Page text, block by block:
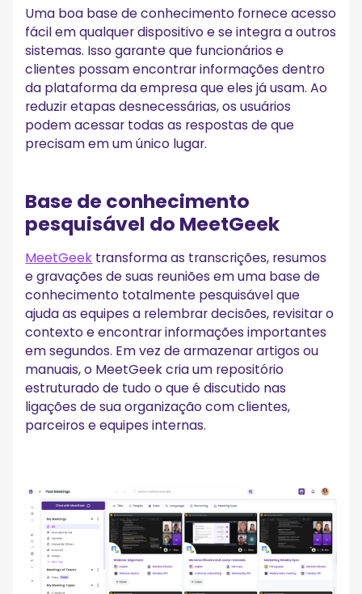
Uma boa base de conhecimento fornece acesso
fácil em qualquer dispositivo e se integra a outros
sistemas. Isso garante que funcionários e
clientes possam encontrar informações dentro
da plataforma da empresa que eles já usam. Ao
reduzir etapas desnecessárias, os usuários
podem acessar todas as respostas de que
precisam em um único lugar.
Base de conhecimento
pesquisável do MeetGeek
MeetGeek transforma as transcrições, resumos
e gravações de suas reuniões em uma base de
conhecimento totalmente pesquisável que
ajuda as equipes a relembrar decisões, revisitar o
contexto e encontrar informações importantes
em segundos. Em vez de armazenar artigos ou
manuais, o MeetGeek cria um repositório
estruturado de tudo o que é discutido nas
ligações de sua organização com clientes,
parceiros e equipes internas.